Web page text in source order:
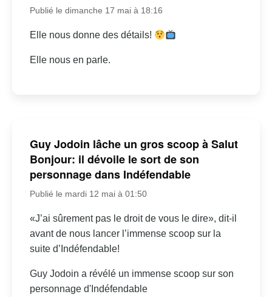
Publié le dimanche 17 mai à 18:16
Elle nous donne des détails!
Elle nous en parle.
Guy Jodoin lâche un gros scoop à Salut
Bonjour: il dévoile le sort de son
personnage dans Indéfendable
Publié le mardi 12 mai à 01:50
«J’ai sûrement pas le droit de vous le dire», dit-il
avant de nous lancer l’immense scoop sur la
suite d’Indéfendable!
Guy Jodoin a révélé un immense scoop sur son
personnage d'Indéfendable